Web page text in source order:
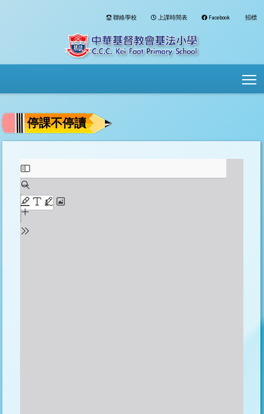
聯絡學校 上課時間表 Facebook 招標
停課不停讀